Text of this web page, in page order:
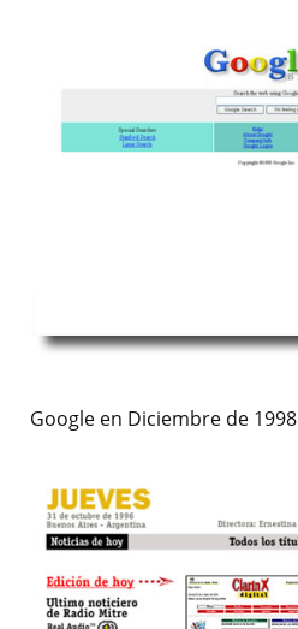
Google en Diciembre de 1998